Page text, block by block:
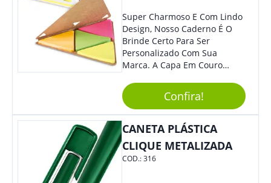
Super Charmoso E Com Lindo
Design, Nosso Caderno É O
Brinde Certo Para Ser
Personalizado Com Sua
Marca. A Capa Em Couro
Elástico Permite Maior
Segurança Ao Carregá-Lo.
Ofereça A Seus Clientes E
Colaboradores, Sem Dúvidas
Confira!
CANETA PLÁSTICA
CLIQUE METALIZADA
COD.:316